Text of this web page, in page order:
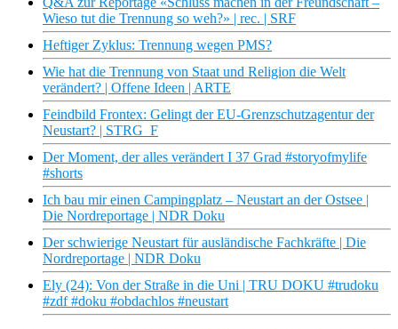
Wieso tut die Trennung so weh?» | rec. | SRF
Heftiger Zyklus: Trennung wegen PMS?
Wie hat die Trennung von Staat und Religion die Welt
verändert? | Offene Ideen | ARTE
Feindbild Frontex: Gelingt der EU-Grenzschutzagentur der
Neustart? | STRG_F
Der Moment, der alles verändert I 37 Grad #storyofmylife
#shorts
Ich bau mir einen Campingplatz – Neustart an der Ostsee |
Die Nordreportage | NDR Doku
Der schwierige Neustart für ausländische Fachkräfte | Die
Nordreportage | NDR Doku
Ely (24): Von der Straße in die Uni | TRU DOKU #trudoku
#zdf #doku #obdachlos #neustart